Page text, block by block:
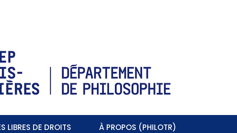
LIBRES DE DROITS À PROPOS (PHILOTR)